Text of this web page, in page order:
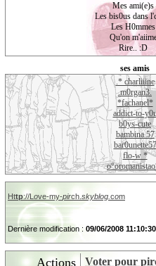
Mes ami(e)s
Les bis0us dans
Les H0mmes
Qu'on
Rire.. :D
ses amis
.* charliiine
.m0rgan3.
*fachanel*
addict-to-
b0ys-cute
bambina 57
bar0unette57
flo-w *
Http://L ove-my-pirch. skyblog. com
Dernière modification : 09/06/2008 11:10:30
Actions
Voter pour